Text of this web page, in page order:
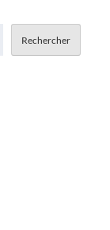
Rechercher